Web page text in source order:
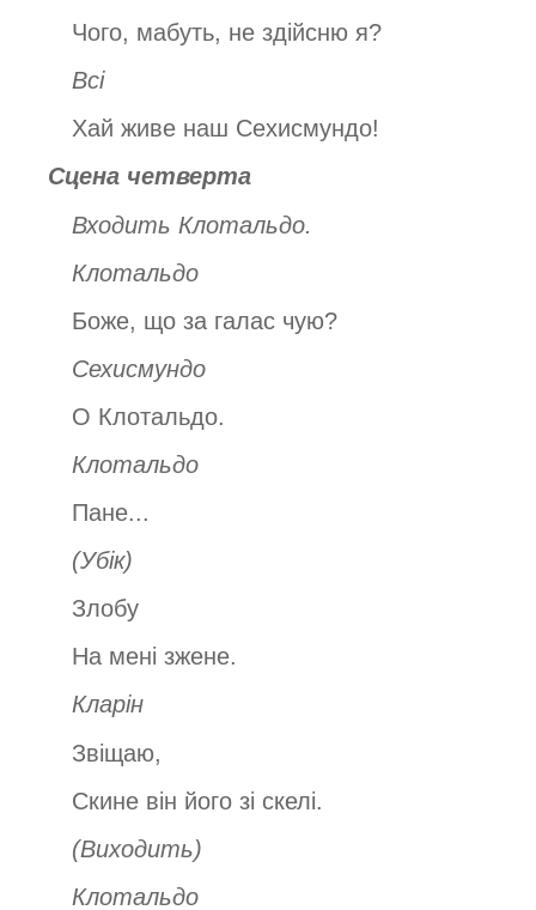
Чого, мабуть, не здійсню я?
Всі
Хай живе наш Сехисмундо!
Сцена четверта
Входить Клотальдо.
Клотальдо
Боже, що за галас чую?
Сехисмундо
О Клотальдо.
Клотальдо
Пане...
(Убік)
Злобу
На мені зжене.
Кларін
Звіщаю,
Скине він його зі скелі.
(Виходить)
Клотальдо